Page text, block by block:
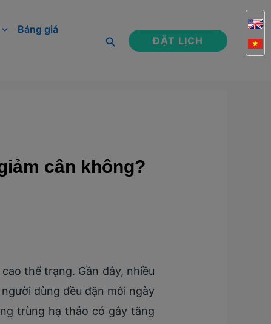
Bảng giá
Tìm
ĐẶT LỊCH
cân không?
thể trạng. Gần đây, nhiều
dùng đều đặn mỗi ngày
trùng hạ thảo có gây tăng